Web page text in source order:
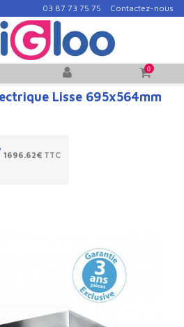
03 87 73 75 75 Contactez-nous
0
Lisse 695x564mm
1696.62€ TTC